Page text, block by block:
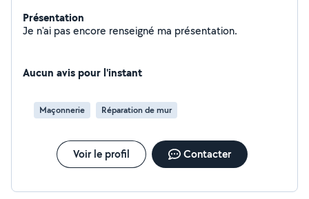
Présentation
Je n'ai pas encore renseigné ma présentation.
Aucun avis pour l'instant
Maçonnerie Réparation de mur
Voir le profil Contacter